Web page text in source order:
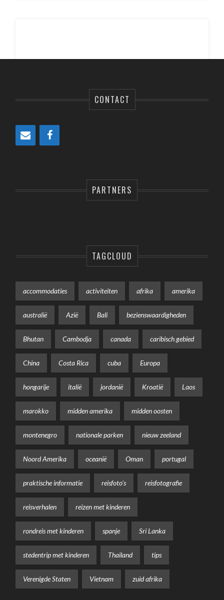
CONTACT
PARTNERS
TAGCLOUD
accommodaties activiteiten afrika amerika
australië Azië Bali bezienswaardigheden
Bhutan Cambodja canada caribisch gebied
China Costa Rica cuba Europa
hongarije italië jordanië Kroatië Laos
marokko midden amerika midden oosten
montenegro nationale parken nieuw zeeland
Noord Amerika oceanië Oman portugal
praktische informatie reisfoto's reisfotografie
reisverhalen reizen met kinderen
rondreis met kinderen spanje Sri Lanka
stedentrip met kinderen Thailand tips
Verenigde Staten Vietnam zuid afrika